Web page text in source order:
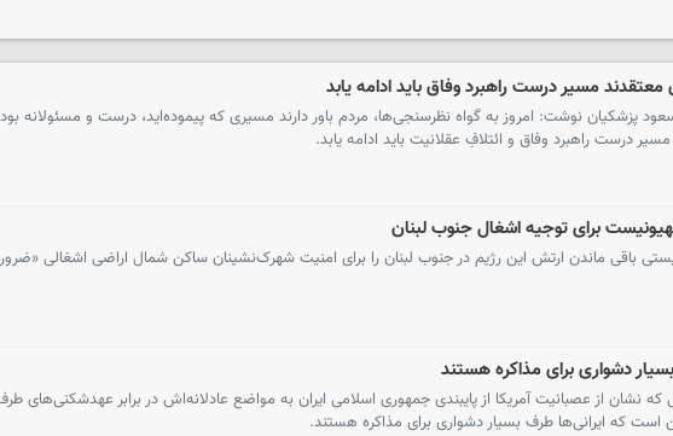
معتقدند مسیر درست راهبرد وفاق باید ادامه یابد
پزشکیان نوشت: امروز به گواه نظرسنجی‌ها، مردم باور دارند مسیری که پیموده‌اید، درست و مسئولانه
درست راهبرد وفاق و ائتلافِ عقلانیت باید ادامه یابد.
برای توجیه اشغال جنوب لبنان
باقی ماندن ارتش این رژیم در جنوب لبنان را برای امنیت شهرک‌نشینان ساکن شمال اراضی اشغالی
دشواری برای مذاکره هستند
نشان از عصبانیت آمریکا از پایبندی جمهوری اسلامی ایران به مواضع عادلانه‌اش در برابر عهدشکنی‌های
که ایرانی‌ها طرف بسیار دشواری برای مذاکره هستند.